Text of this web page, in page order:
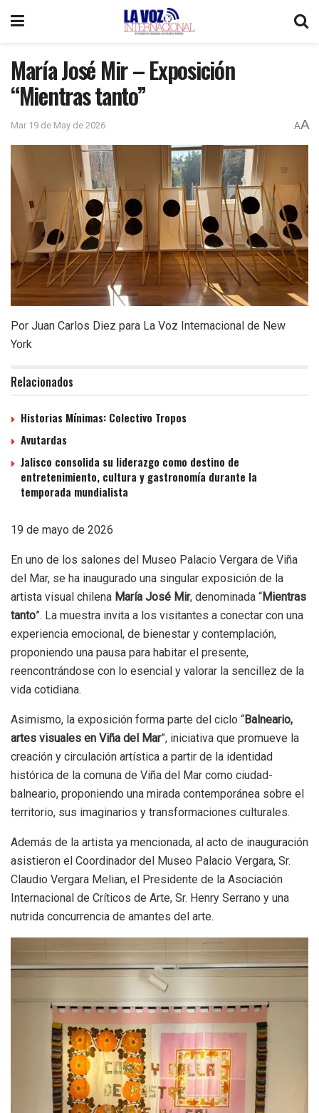
María José Mir – Exposición
“Mientras tanto”
Mar 19 de May de 2026 AA
Por Juan Carlos Diez para La Voz Internacional de New
York
Relacionados
Historias Mínimas: Colectivo Tropos
Avutardas
Jalisco consolida su liderazgo como destino de
entretenimiento, cultura y gastronomía durante la
temporada mundialista
19 de mayo de 2026
En uno de los salones del Museo Palacio Vergara de Viña
del Mar, se ha inaugurado una singular exposición de la
artista visual chilena María José Mir, denominada “Mientras
tanto”. La muestra invita a los visitantes a conectar con una
experiencia emocional, de bienestar y contemplación,
proponiendo una pausa para habitar el presente,
reencontrándose con lo esencial y valorar la sencillez de la
vida cotidiana.
Asimismo, la exposición forma parte del ciclo “Balneario,
artes visuales en Viña del Mar”, iniciativa que promueve la
creación y circulación artística a partir de la identidad
histórica de la comuna de Viña del Mar como ciudad-
balneario, proponiendo una mirada contemporánea sobre el
territorio, sus imaginarios y transformaciones culturales.
Además de la artista ya mencionada, al acto de inauguración
asistieron el Coordinador del Museo Palacio Vergara, Sr.
Claudio Vergara Melian, el Presidente de la Asociación
Internacional de Críticos de Arte, Sr. Henry Serrano y una
nutrida concurrencia de amantes del arte.